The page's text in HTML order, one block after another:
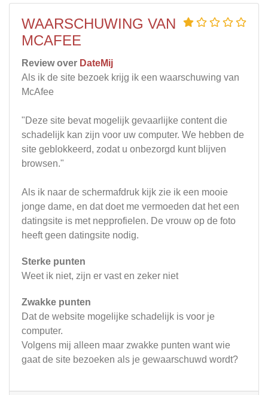
WAARSCHUWING VAN
MCAFEE
Review over DateMij
Als ik de site bezoek krijg ik een waarschuwing van
McAfee
"Deze site bevat mogelijk gevaarlijke content die
schadelijk kan zijn voor uw computer. We hebben de
site geblokkeerd, zodat u onbezorgd kunt blijven
browsen."
Als ik naar de schermafdruk kijk zie ik een mooie
jonge dame, en dat doet me vermoeden dat het een
datingsite is met nepprofielen. De vrouw op de foto
heeft geen datingsite nodig.
Sterke punten
Weet ik niet, zijn er vast en zeker niet
Zwakke punten
Dat de website mogelijke schadelijk is voor je
computer.
Volgens mij alleen maar zwakke punten want wie
gaat de site bezoeken als je gewaarschuwd wordt?